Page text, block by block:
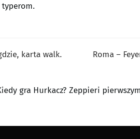
karta walk.
Roma –
gra Hurkacz? Zeppieri